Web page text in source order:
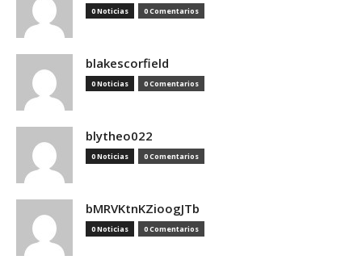
0 Noticias 0 Comentarios
blakescorfield
0 Noticias 0 Comentarios
blytheo022
0 Noticias 0 Comentarios
bMRVKtnKZioogJTb
0 Noticias 0 Comentarios